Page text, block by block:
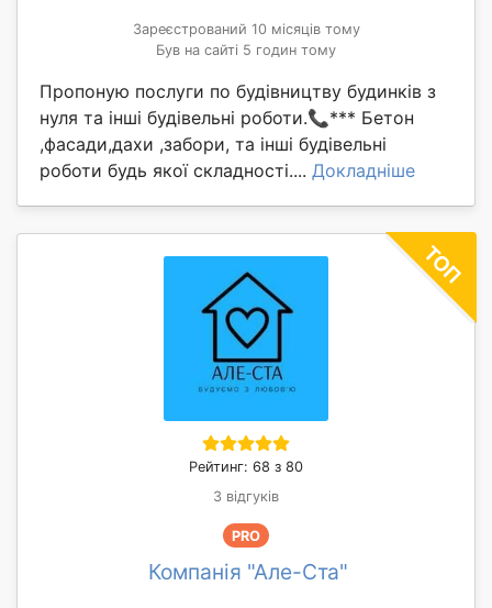
Зареєстрований 10 місяців тому
Був на сайті 5 годин тому
Пропоную послуги по будівництву будинків з
нуля та інші будівельні роботи.📞*** Бетон
,фасади,дахи ,забори, та інші будівельні
роботи будь якої складності.... Докладніше
Рейтинг: 68 з 80
3 відгуків
PRO
Компанія "Але-Ста"